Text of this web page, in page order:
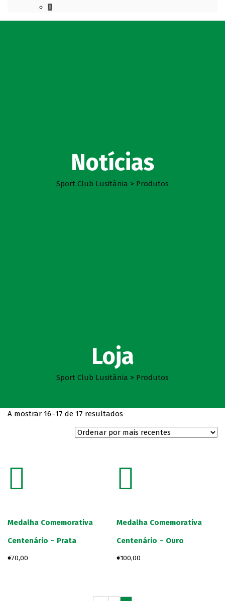
Notícias
Sport Club Lusitânia > Produtos
Loja
Sport Club Lusitânia > Produtos
A mostrar 16–17 de 17 resultados
Medalha Comemorativa
Centenário – Prata
€70,00
Medalha Comemorativa
Centenário – Ouro
€100,00